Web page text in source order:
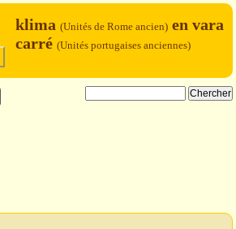
klima (Unités de Rome ancien) en vara
carré (Unités portugaises anciennes)